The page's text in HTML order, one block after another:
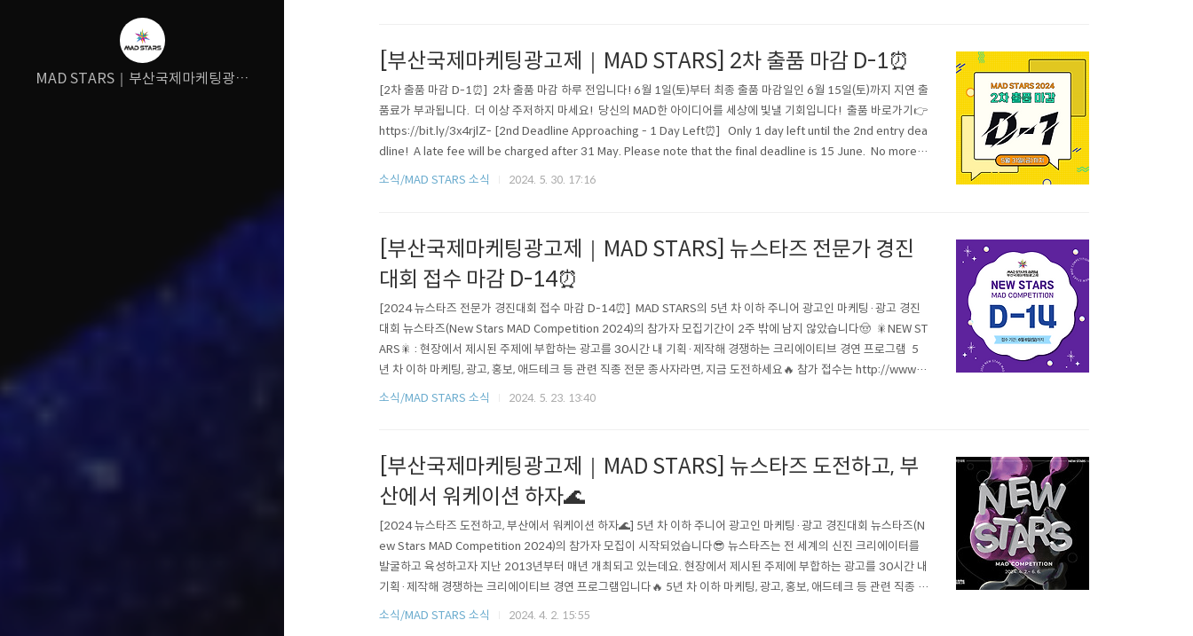
MAD STARS｜부산국제마케팅광고
[부산국제마케팅광고제｜MAD STARS] 2차 출품 마감 D-1⏰
[2차 출품 마감 D-1⏰] 2차 출품 마감 하루 전입니다! 6월 1일(토)부터 최종 출품 마감일인 6월 15일(토)까지 지연 출
품료가 부과됩니다. 더 이상 주저하지 마세요! 당신의 MAD한 아이디어를 세상에 빛낼 기회입니다! 출품 바로가기👉
https://bit.ly/3x4rjlZ- [2nd Deadline Approaching - 1 Day Left⏰] Only 1 day left until the 2nd entry dea
dline! A late fee will be charged after 31 May. Please note that the final deadline is 15 June. No more h
esitation, Move quickly! It's time to reveal ..
소식/MAD STARS 소식 2024. 5. 30. 17:16
[부산국제마케팅광고제｜MAD STARS] 뉴스타즈 전문가 경진
대회 접수 마감 D-14⏰
[2024 뉴스타즈 전문가 경진대회 접수 마감 D-14⏰] MAD STARS의 5년 차 이하 주니어 광고인 마케팅·광고 경진
대회 뉴스타즈(New Stars MAD Competition 2024)의 참가자 모집기간이 2주 밖에 남지 않았습니다🤠 🎇NEW ST
ARS🎇 : 현장에서 제시된 주제에 부합하는 광고를 30시간 내 기획·제작해 경쟁하는 크리에이티브 경연 프로그램 5
년 차 이하 마케팅, 광고, 홍보, 애드테크 등 관련 직종 전문 종사자라면, 지금 도전하세요🔥 참가 접수는 http://www.m
adstars.org에서 6월 6일(목)까지❗ 오는 8월, 부산에서 만나요💪 - [NEW STARS Registration Deadline D-14⏰]
소식/MAD STARS 소식 2024. 5. 23. 13:40
[부산국제마케팅광고제｜MAD STARS] 뉴스타즈 도전하고, 부
산에서 워케이션 하자🌊
[2024 뉴스타즈 도전하고, 부산에서 워케이션 하자🌊] 5년 차 이하 주니어 광고인 마케팅·광고 경진대회 뉴스타즈(N
ew Stars MAD Competition 2024)의 참가자 모집이 시작되었습니다😎 뉴스타즈는 전 세계의 신진 크리에이터를
발굴하고 육성하고자 지난 2013년부터 매년 개최되고 있는데요. 현장에서 제시된 주제에 부합하는 광고를 30시간 내
기획·제작해 경쟁하는 크리에이티브 경연 프로그램입니다🔥 5년 차 이하 마케팅, 광고, 홍보, 애드테크 등 관련 직종 전
문 종사자라면 개인 또는 2인 이하의 팀으로 참여 가능하니, 많은 참여와 관심 부탁드립니다🧡 🗓️ 접수 기간🗓️ ~ 2024
소식/MAD STARS 소식 2024. 4. 2. 15:55